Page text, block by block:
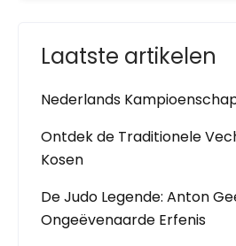
Laatste artikelen
Nederlands
Ontdek de Traditionele
Kosen
De Judo Legende: Anton
Ongeëvenaarde Erfenis